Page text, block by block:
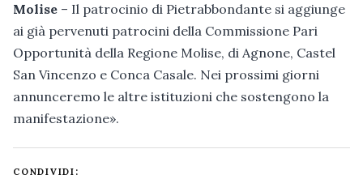
Molise – Il patrocinio di Pietrabbondante si aggiunge
ai già pervenuti patrocini della Commissione Pari
Opportunità della Regione Molise, di Agnone, Castel
San Vincenzo e Conca Casale. Nei prossimi giorni
annunceremo le altre istituzioni che sostengono la
manifestazione».
CONDIVIDI: